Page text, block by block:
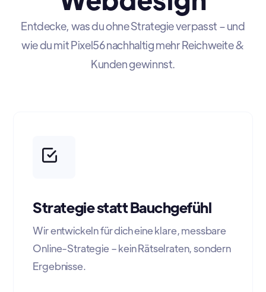
Entdecke, was du ohne Strategie verpasst – und
wie du mit Pixel56 nachhaltig mehr Reichweite &
Kunden gewinnst.
Strategie statt Bauchgefühl
Wir entwickeln für dich eine klare, messbare
Online-Strategie – kein Rätselraten, sondern
Ergebnisse.